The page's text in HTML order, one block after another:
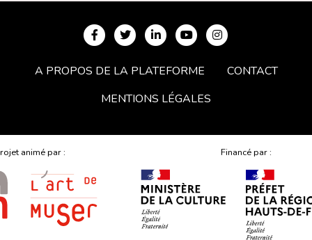
A PROPOS DE LA PLATEFORME
CONTACT
MENTIONS LÉGALES
animé par : Financé par :